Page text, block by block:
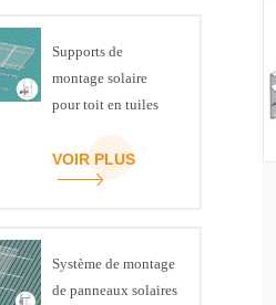
Supports de
montage solaire
pour toit en tuiles
VOIR PLUS
Système de montage
de panneaux solaires